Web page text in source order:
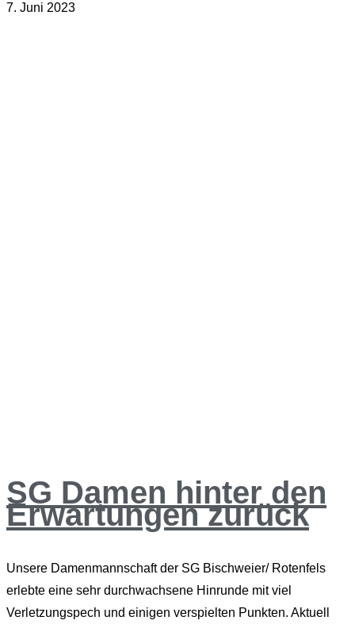
7. Juni 2023
SG Damen hinter den
Erwartungen zurück
Unsere Damenmannschaft der SG Bischweier/ Rotenfels
erlebte eine sehr durchwachsene Hinrunde mit viel
Verletzungspech und einigen verspielten Punkten. Aktuell